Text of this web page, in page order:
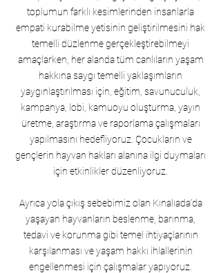
toplumun farklı kesimlerinden insanlarla
empati kurabilme yetisinin geliştirilmesini hak
temelli düzlenme gerçekleştirebilmeyi
amaçlarken, her alanda tüm canlıların yaşam
hakkına saygı temelli yaklaşımların
yaygınlaştırılması için, eğitim, savunuculuk,
kampanya, lobi, kamuoyu oluşturma, yayın
üretme, araştırma ve raporlama çalışmaları
yapılmasını hedefliyoruz. Çocukların ve
gençlerin hayvan hakları alanına ilgi duymaları
için etkinlikler düzenliyoruz.
Ayrıca yola çıkış sebebimiz olan Kınalıada’da
yaşayan hayvanların beslenme, barınma,
tedavi ve korunma gibi temel ihtiyaçlarının
karşılanması ve yaşam hakkı ihlallerinin
engellenmesi için çalışmalar yapıyoruz.